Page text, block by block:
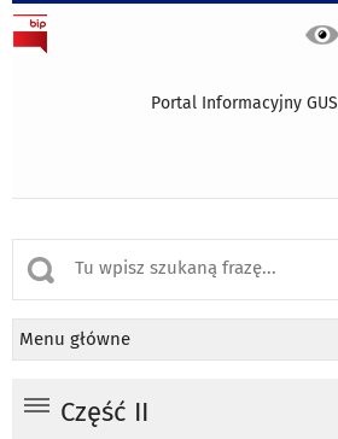
Portal Informacyjny GUS
Menu główne
Część II